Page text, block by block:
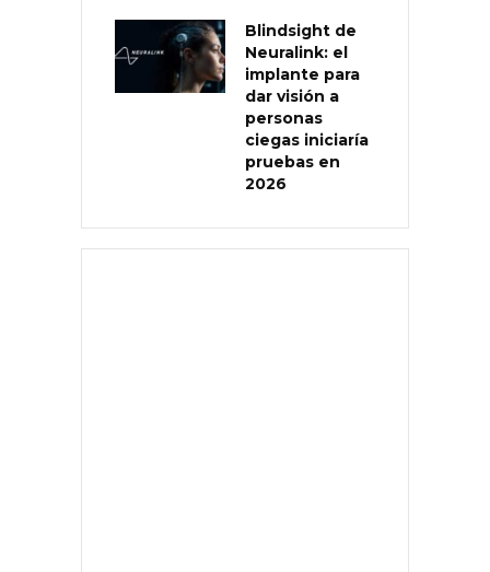
Blindsight de
Neuralink: el
implante para
dar visión a
personas
ciegas iniciaría
pruebas en
2026